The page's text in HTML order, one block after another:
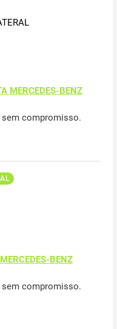
MERCEDES-BENZ
sem compromisso.
BENZ
sem compromisso.